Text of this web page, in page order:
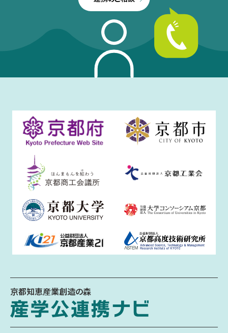
京都知恵産業創造の森